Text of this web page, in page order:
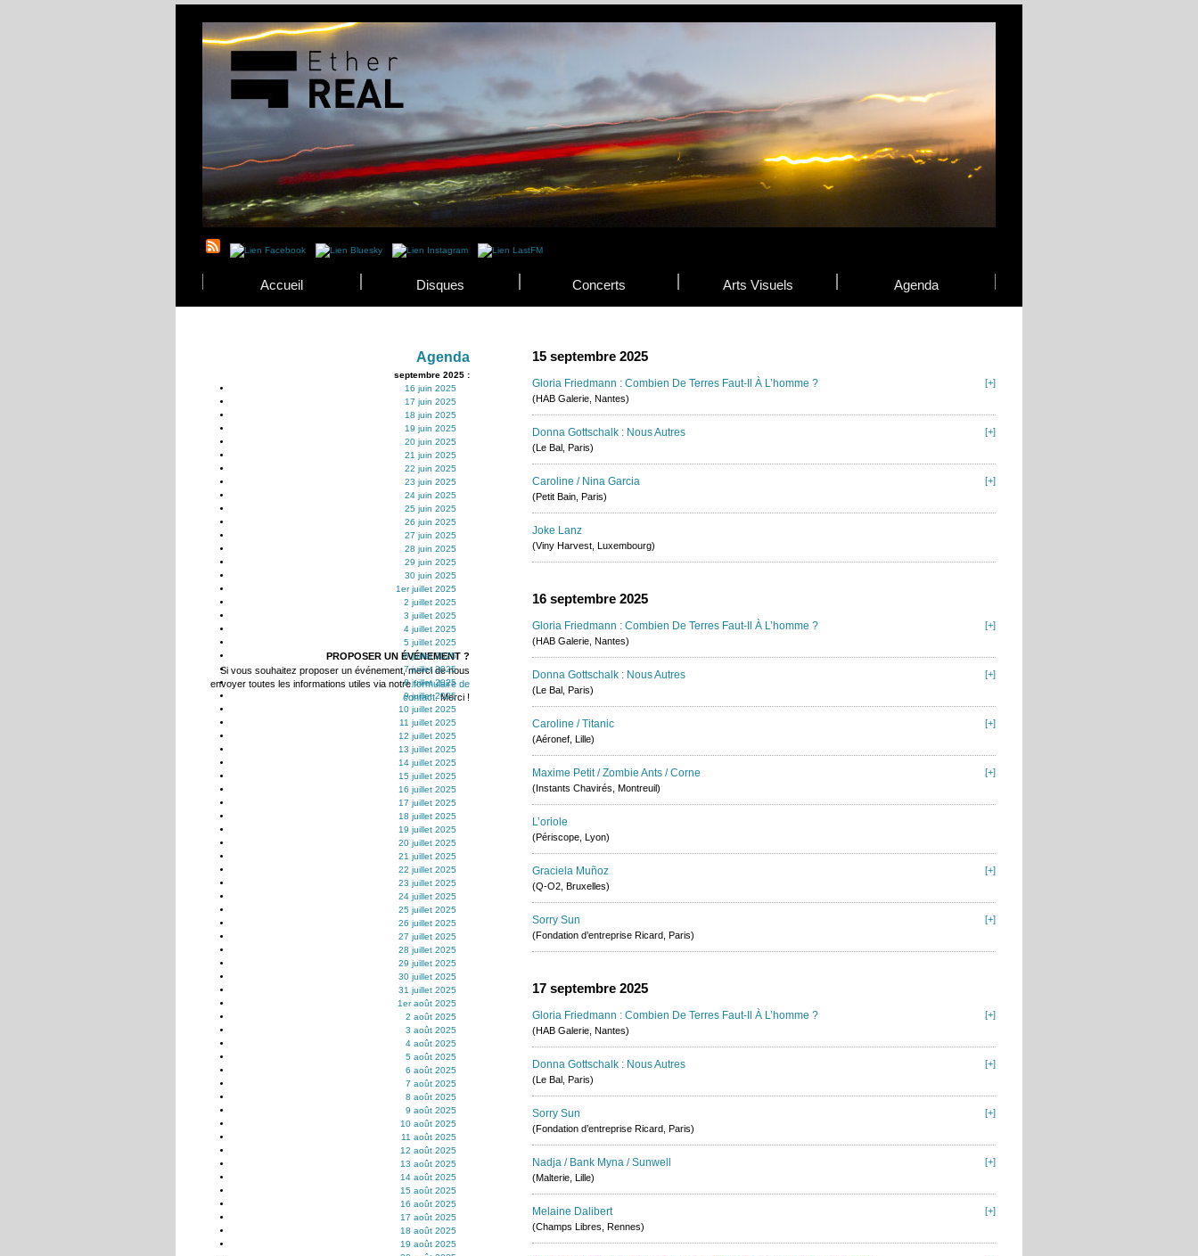
Accueil Disques Concerts Arts Visuels Agenda
Agenda
septembre 2025 :
16 juin 2025
17 juin 2025
18 juin 2025
19 juin 2025
20 juin 2025
21 juin 2025
22 juin 2025
23 juin 2025
24 juin 2025
25 juin 2025
26 juin 2025
27 juin 2025
28 juin 2025
29 juin 2025
30 juin 2025
1er juillet 2025
2 juillet 2025
3 juillet 2025
4 juillet 2025
5 juillet 2025
6 juillet 2025
7 juillet 2025
8 juillet 2025
9 juillet 2025
10 juillet 2025
11 juillet 2025
12 juillet 2025
13 juillet 2025
14 juillet 2025
15 juillet 2025
16 juillet 2025
17 juillet 2025
18 juillet 2025
19 juillet 2025
20 juillet 2025
21 juillet 2025
22 juillet 2025
23 juillet 2025
24 juillet 2025
25 juillet 2025
26 juillet 2025
27 juillet 2025
28 juillet 2025
29 juillet 2025
30 juillet 2025
31 juillet 2025
1er août 2025
2 août 2025
3 août 2025
4 août 2025
5 août 2025
6 août 2025
7 août 2025
8 août 2025
9 août 2025
10 août 2025
11 août 2025
12 août 2025
13 août 2025
14 août 2025
15 août 2025
16 août 2025
17 août 2025
18 août 2025
19 août 2025
PROPOSER UN ÉVÉNEMENT ?
Si vous souhaitez proposer un événement, merci de nous
envoyer toutes les informations utiles via notreformulaire de
contact. Merci !
15 septembre 2025
Gloria Friedmann : Combien De Terres Faut-Il À L’homme ?
[+]
(HAB Galerie, Nantes)
Donna Gottschalk : Nous Autres
[+]
(Le Bal, Paris)
Caroline / Nina Garcia
[+]
(Petit Bain, Paris)
Joke Lanz
(Viny Harvest, Luxembourg)
16 septembre 2025
Gloria Friedmann : Combien De Terres Faut-Il À L’homme ?
[+]
(HAB Galerie, Nantes)
Donna Gottschalk : Nous Autres
[+]
(Le Bal, Paris)
Caroline / Titanic
[+]
(Aéronef, Lille)
Maxime Petit / Zombie Ants / Corne
[+]
(Instants Chavirés, Montreuil)
L’oriole
(Périscope, Lyon)
Graciela Muñoz
[+]
(Q-O2, Bruxelles)
Sorry Sun
[+]
(Fondation d’entreprise Ricard, Paris)
17 septembre 2025
Gloria Friedmann : Combien De Terres Faut-Il À L’homme ?
[+]
(HAB Galerie, Nantes)
Donna Gottschalk : Nous Autres
[+]
(Le Bal, Paris)
Sorry Sun
[+]
(Fondation d’entreprise Ricard, Paris)
Nadja / Bank Myna / Sunwell
[+]
(Malterie, Lille)
Melaine Dalibert
[+]
(Champs Libres, Rennes)